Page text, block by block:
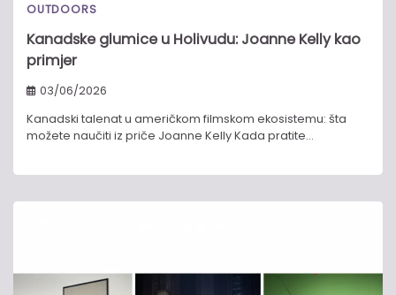
OUTDOORS
Kanadske glumice u Holivudu: Joanne Kelly kao
primjer
03/06/2026
Kanadski talenat u američkom filmskom ekosistemu: šta
možete naučiti iz priče Joanne Kelly Kada pratite…